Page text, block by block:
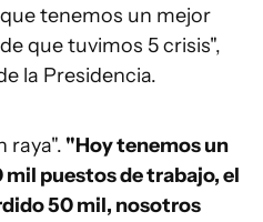
tenemos un mejor
que tuvimos 5 crisis",
la Presidencia.
raya". "Hoy tenemos un
puestos de trabajo, el
50 mil, nosotros